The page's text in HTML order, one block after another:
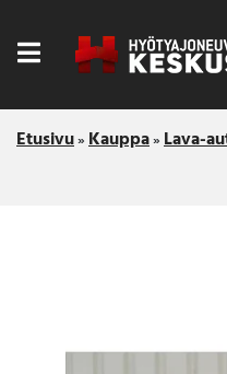
Keraamiset pinnoitukset
Etusivu»Kauppa»Lava-